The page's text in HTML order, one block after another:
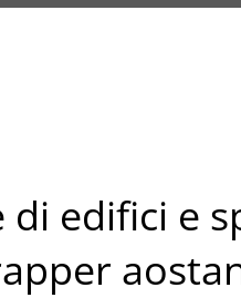
di edifici e